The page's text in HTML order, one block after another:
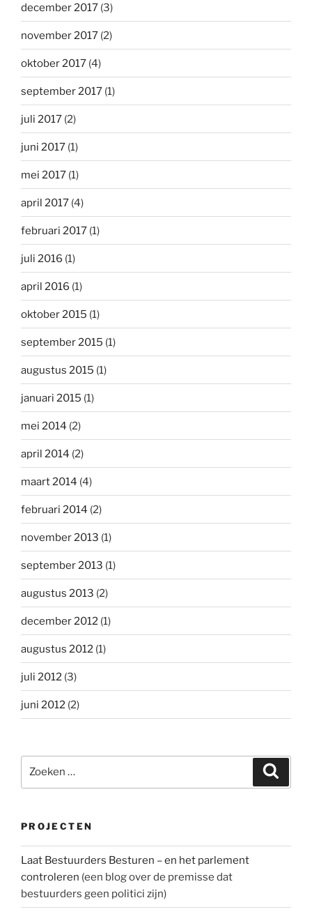
december 2017 (3)
november 2017 (2)
oktober 2017 (4)
september 2017 (1)
juli 2017 (2)
juni 2017 (1)
mei 2017 (1)
april 2017 (4)
februari 2017 (1)
juli 2016 (1)
april 2016 (1)
oktober 2015 (1)
september 2015 (1)
augustus 2015 (1)
januari 2015 (1)
mei 2014 (2)
april 2014 (2)
maart 2014 (4)
februari 2014 (2)
november 2013 (1)
september 2013 (1)
augustus 2013 (2)
december 2012 (1)
augustus 2012 (1)
juli 2012 (3)
juni 2012 (2)
naar:
PROJECTEN
Laat Bestuurders Besturen – en het parlement
controleren (een blog over de premisse dat
bestuurders geen politici zijn)